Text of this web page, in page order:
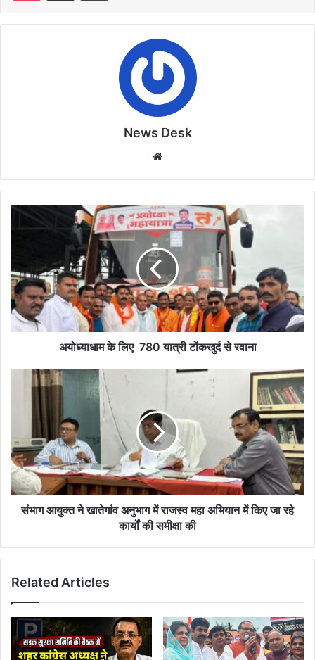
News Desk
अयोध्याधाम
के
यात्री
टोंकखुर्द
से
रवाना
अयोध्याधाम के लिए 780 यात्री टोंकखुर्द से रवाना
आयुक्त
में
राजस्व
महा
अभियान
की
संभाग आयुक्त ने खातेगांव अनुभाग में राजस्व महा अभियान में किए जा रहे
कार्यों की समीक्षा की
Related Articles